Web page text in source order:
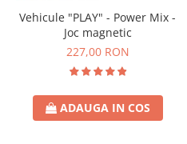
Vehicule "PLAY" - Power Mix -
Joc magnetic
227,00 RON
ADAUGA IN COS